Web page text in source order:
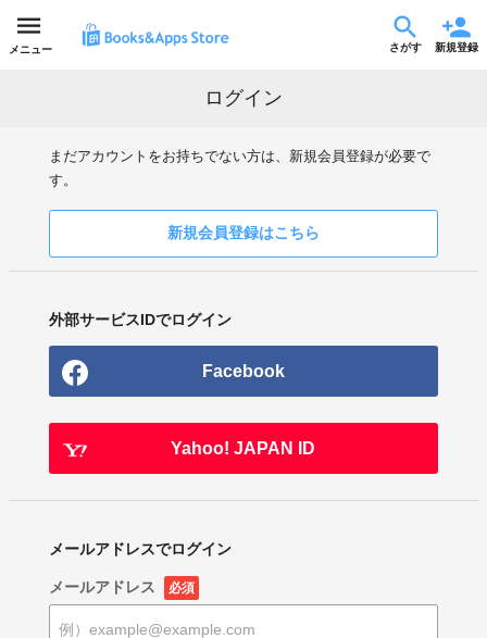
メニュー さがす 新規登録
ログイン
まだアカウントをお持ちでない方は、新規会員登録が必要で
す。
新規会員登録はこちら
外部サービスIDでログイン
Facebook
Yahoo! JAPAN ID
メールアドレスでログイン
メールアドレス 必須